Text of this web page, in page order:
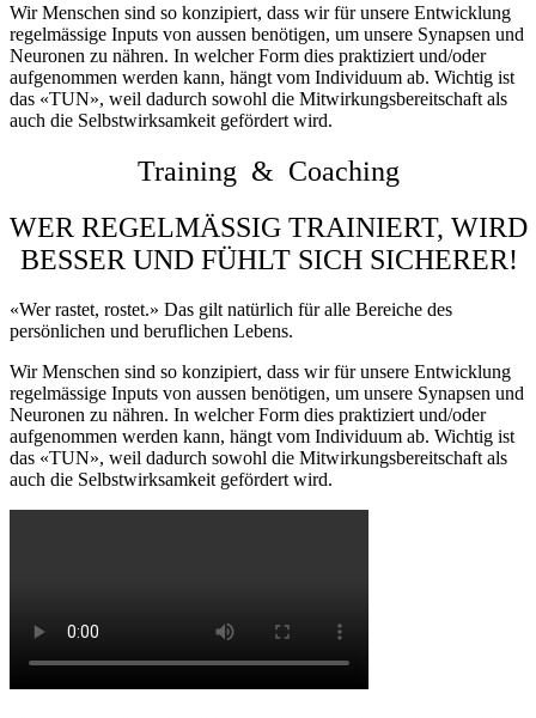
Wir Menschen sind so konzipiert, dass wir für unsere Entwicklung
regelmässige Inputs von aussen benötigen, um unsere Synapsen und
Neuronen zu nähren. In welcher Form dies praktiziert und/oder
aufgenommen werden kann, hängt vom Individuum ab. Wichtig ist
das «TUN», weil dadurch sowohl die Mitwirkungsbereitschaft als
auch die Selbstwirksamkeit gefördert wird.
Training & Coaching
WER REGELMÄSSIG TRAINIERT, WIRD
BESSER UND FÜHLT SICH SICHERER!
«Wer rastet, rostet.» Das gilt natürlich für alle Bereiche des
persönlichen und beruflichen Lebens.
Wir Menschen sind so konzipiert, dass wir für unsere Entwicklung
regelmässige Inputs von aussen benötigen, um unsere Synapsen und
Neuronen zu nähren. In welcher Form dies praktiziert und/oder
aufgenommen werden kann, hängt vom Individuum ab. Wichtig ist
das «TUN», weil dadurch sowohl die Mitwirkungsbereitschaft als
auch die Selbstwirksamkeit gefördert wird.